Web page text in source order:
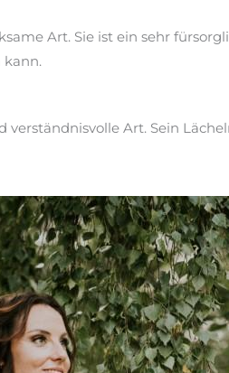
Art. Sie ist ein sehr
kann.
verständnisvolle Art. Sein